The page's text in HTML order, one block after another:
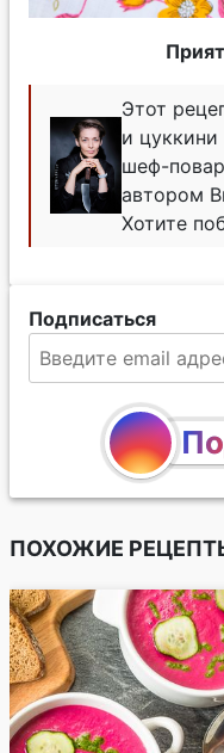
Этот
и цуккини
шеф-
автором
Хотите
Подписаться
ПОХОЖИЕ